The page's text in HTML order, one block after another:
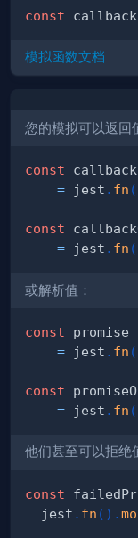
const callback
模拟函数文档
您的模拟可以返回
const
= jest . fn (
const
= jest . fn (
或解析值：
const
= jest . fn (
const
= jest . fn (
他们甚至可以拒绝
const
  jest
. fn ( ) .